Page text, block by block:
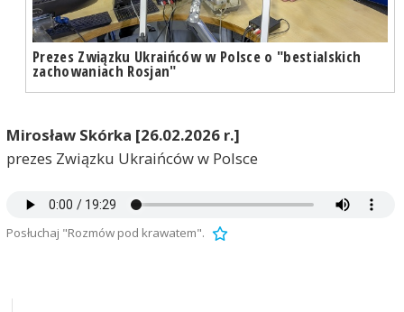
Prezes Związku Ukraińców w Polsce o "bestialskich
zachowaniach Rosjan"
Mirosław Skórka [26.02.2026 r.]
prezes Związku Ukraińców w Polsce
Posłuchaj "Rozmów pod krawatem".